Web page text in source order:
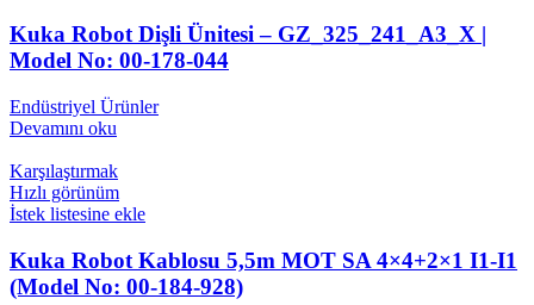
Kuka Robot Dişli Ünitesi – GZ_325_241_A3_X |
Model No: 00-178-044
Endüstriyel Ürünler
Devamını oku
Karşılaştırmak
Hızlı görünüm
İstek listesine ekle
Kuka Robot Kablosu 5,5m MOT SA 4×4+2×1 I1-I1
(Model No: 00-184-928)